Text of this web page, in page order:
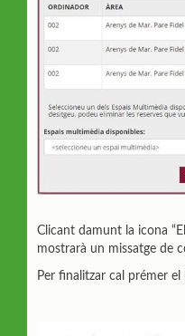
Clicant damunt la icona
mostrarà un missatge de
Per finalitzar cal prémer